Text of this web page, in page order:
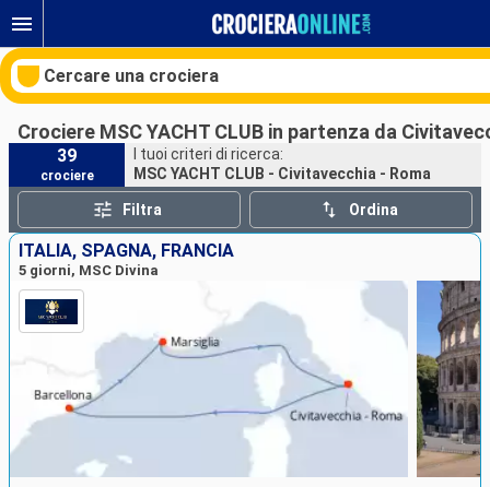
Cercare una crociera
Le nostre destinazioni
Mesi di partenza
Porti
Ricerca
Crociere MSC YACHT CLUB in partenza da
39
crociere
I tuoi criteri di ricerca:
MSC YACHT CLUB - Civitavecchia - Roma
Filtra Ordina
ITALIA, SPAGNA, FRANCIA
5 giorni, MSC Divina